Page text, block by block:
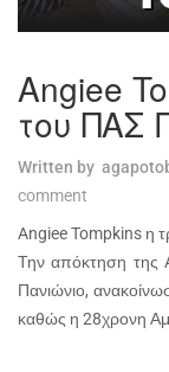
Angiee
του ΠΑΣ
Written by
comment
Angiee Tompkins η
Την απόκτηση της
Πανιώνιο,
καθώς η 28χρονη